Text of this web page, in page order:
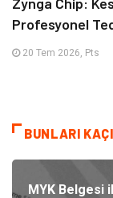
Profesyonel
20 Tem 2026, Pts
BUNLARI
MYK Belgesi